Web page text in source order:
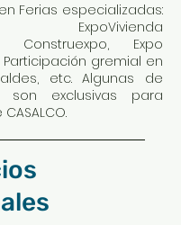
Ferias especializadas:
ExpoVivienda
Construexpo, Expo
Participación gremial en
etc. Algunas de
son exclusivas para